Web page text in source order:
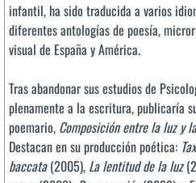
infantil, ha sido traducida a varios
diferentes antologías de poesía,
visual de España y América.
Tras abandonar sus estudios de
plenamente a la escritura, publicaría
poemario, Composición entre la luz y
Destacan en su producción poética:
baccata(2005), La lentitud de la luz